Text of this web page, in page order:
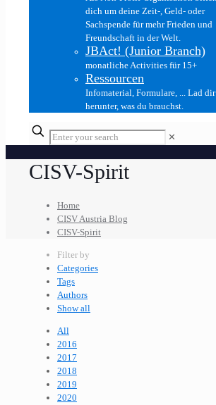
dich um deine Zeit-, Geld- oder
Sachspende für mehr Frieden und
Freundschaft in der Welt.
JBAct! (Junior Branch)
monatliche Activities für 15+
Ressourcen
Infomaterial, Formulare, ... Lad dir
herunter, was du brauchst.
✕
CISV-Spirit
Home
CISV Austria Blog
CISV-Spirit
Filter by
Categories
Tags
Authors
Show all
All
2016
2017
2018
2019
2020